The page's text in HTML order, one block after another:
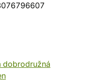
dobrodružná